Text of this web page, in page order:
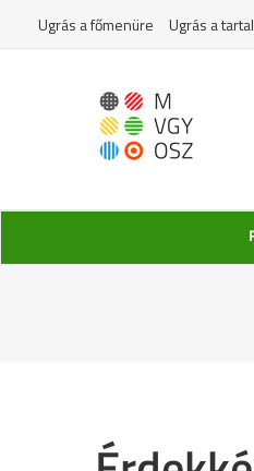
Ugrás a főmenüre Ugrás a